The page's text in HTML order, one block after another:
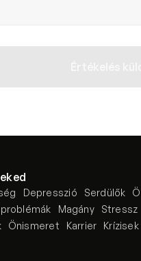
Depresszió Serdülők
Magány Stressz
Önismeret Karrier Krízisek